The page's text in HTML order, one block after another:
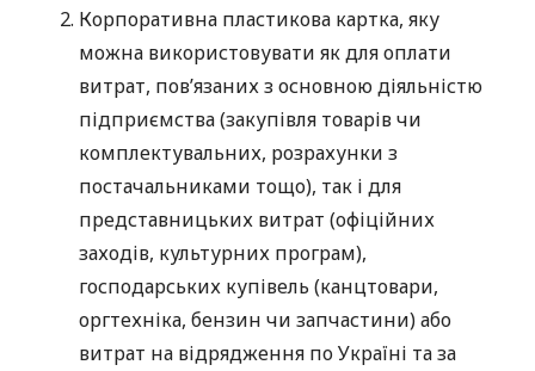
Корпоративна пластикова картка, яку
можна використовувати як для оплати
витрат, пов’язаних з основною діяльністю
підприємства (закупівля товарів чи
комплектувальних, розрахунки з
постачальниками тощо), так і для
представницьких витрат (офіційних
заходів, культурних програм),
господарських купівель (канцтовари,
оргтехніка, бензин чи запчастини) або
витрат на відрядження по Україні та за